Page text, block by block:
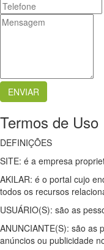
Termos de Uso
DEFINIÇÕES
SITE: é a empresa
AKILAR: é o portal cujo
todos os recursos
USUÁRIO(S): são as
ANUNCIANTE(S): são as
anúncios ou publicidade